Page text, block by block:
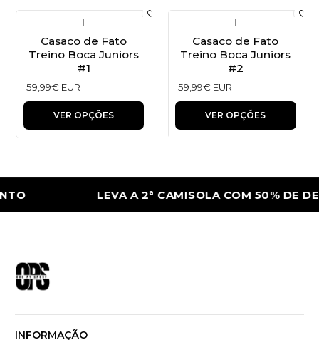
|
Casaco de Fato
Treino Boca Juniors
#1
59,99€ EUR
VER OPÇÕES
|
Casaco de Fato
Treino Boca Juniors
#2
59,99€ EUR
VER OPÇÕES
LEVA A 2ª CAMISOLA COM 50% DE
INFORMAÇÃO